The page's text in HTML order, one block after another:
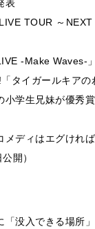
表
TOUR ～
-Make Waves-
タイガールキア
小学生兄妹が優秀
メディはエグけれ
開）
「没入できる場所